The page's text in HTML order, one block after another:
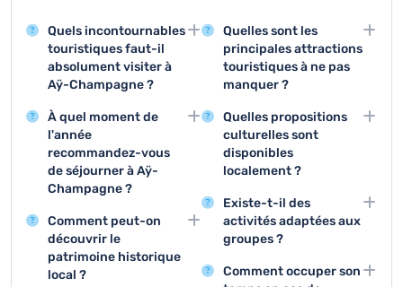
Quels incontournables
touristiques faut-il
absolument visiter à
Aÿ-Champagne ?
Aÿ-Champagne offre
des sites remarquables
comme les vignobles
célèbres de la
Champagne et les
caves historiques des
grandes maisons de
champagne. Les
visiteurs peuvent
découvrir des domaines
À quel moment de
l'année
recommandez-vous
de séjourner à Aÿ-
Champagne ?
La période idéale pour
visiter Aÿ-Champagne
se situe entre
septembre et octobre
Comment peut-on
découvrir le
patrimoine historique
local ?
Quelles sont les
principales attractions
touristiques à ne pas
manquer ?
Les visites de caves, les
dégustations de
champagne et les
promenades dans les
les trois expériences
incontournables à Aÿ-
Champagne. Ces
découvrir l'essence
Quelles propositions
culturelles sont
disponibles
localement ?
Les festivals viticoles,
les expositions sur le
patrimoine champenois
et les concerts dans les
caves historiques
Existe-t-il des
activités adaptées aux
groupes ?
Les maisons de
champagne proposent
Comment occuper son